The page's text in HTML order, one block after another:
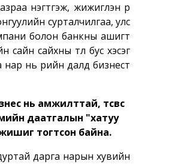
нэгтгэж, жижиглэн өөрөө
сурталчилгаа, улс
болон банкны ашигт
сайхны төлөө бус хэсэг
нь өөрийн далд бизнест
нь амжилттай, төсвөөс
даатгалын "хатуу
жишиг тогтсон байна.
дарга нарын хувийн